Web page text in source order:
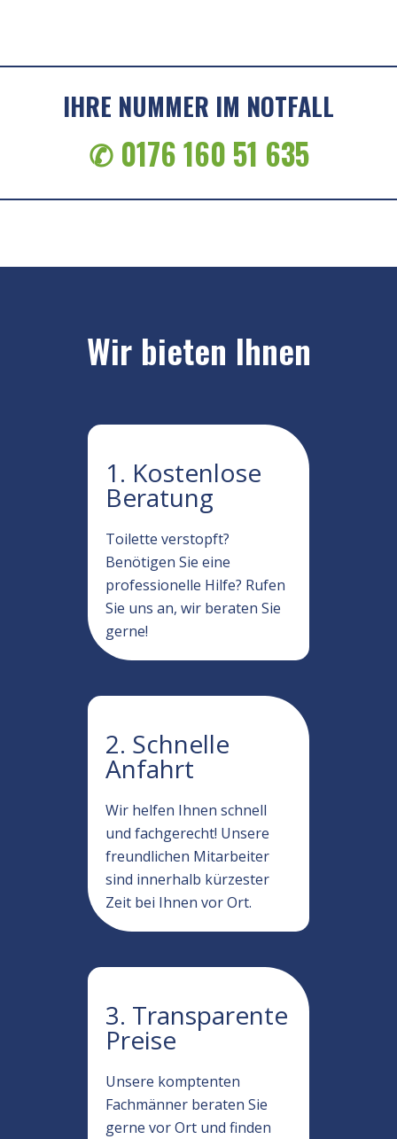
IHRE NUMMER IM NOTFALL
✆ 0176 160 51 635
Wir bieten Ihnen
1. Kostenlose
Beratung
Toilette verstopft?
Benötigen Sie eine
professionelle Hilfe? Rufen
Sie uns an, wir beraten Sie
gerne!
2. Schnelle
Anfahrt
Wir helfen Ihnen schnell
und fachgerecht! Unsere
freundlichen Mitarbeiter
sind innerhalb kürzester
Zeit bei Ihnen vor Ort.
3. Transparente
Preise
Unsere komptenten
Fachmänner beraten Sie
gerne vor Ort und finden